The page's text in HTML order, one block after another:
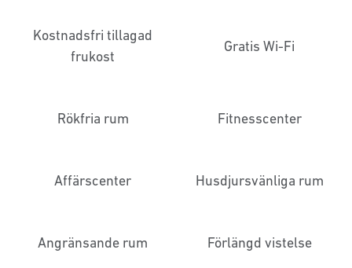
Kostnadsfri tillagad
frukost
Gratis Wi-Fi
Rökfria rum Fitnesscenter
Affärscenter Husdjursvänliga rum
Angränsande rum Förlängd vistelse